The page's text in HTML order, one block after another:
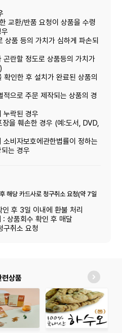
교환/반품 요청이 상품을 수령
상품 등의 가치가 심하게 파손되
란할 정도로 상품등의 가치가
인한 후 설치가 완료된 상품의
으로 주문 제작되는 상품의 경
누락된 경우
을 훼손한 경우 (예:도서, DVD,
비자보호에관한볍률이 정하는
는 경우
해당 카드사로 청구취소 요청(약 7일
후 3일 이내에 환불 처리
상품회수 확인 후 매달
구취소 요청
련상품